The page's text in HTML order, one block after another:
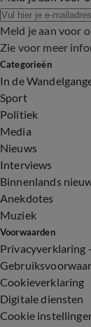
Meld je aan voor
Zie voor meer
Categorieën
In de
Sport
Politiek
Media
Nieuws
Interviews
Binnenlands
Anekdotes
Muziek
Voorwaarden
Privacyverklaring
Cookieverklaring
Digitale diensten
Cookie